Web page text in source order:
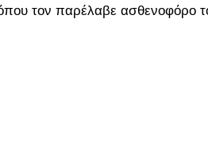
τoν παρέλαβε ασθενοφόρο